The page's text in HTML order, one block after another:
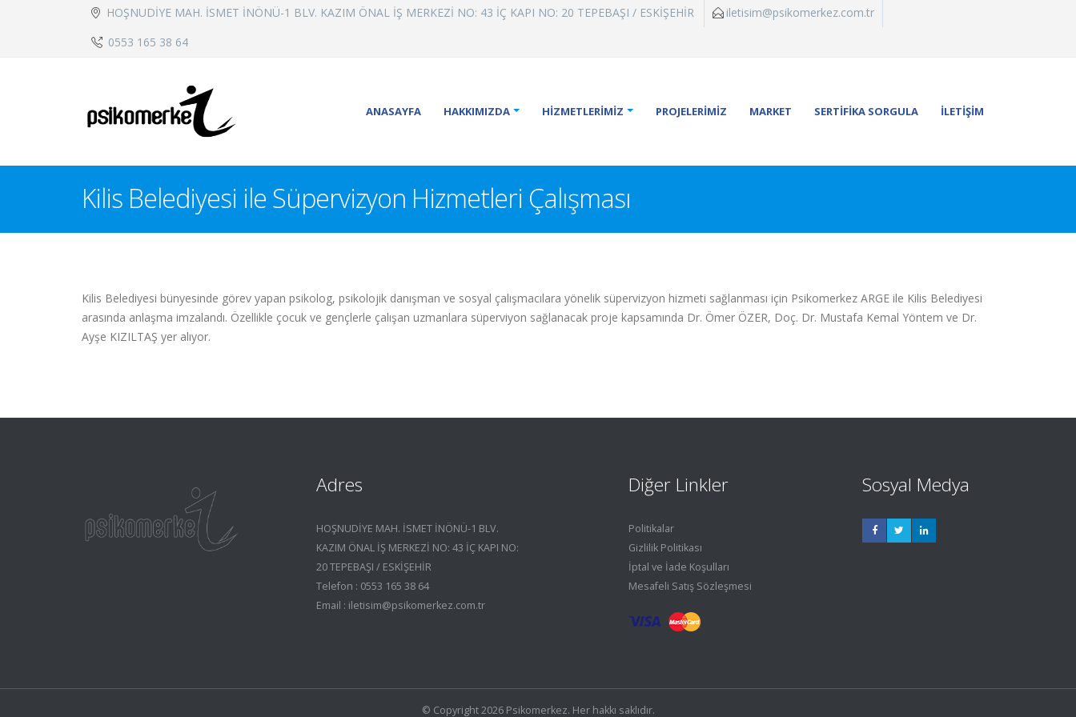
HOŞNUDİYE MAH. İSMET İNÖNÜ-1 BLV. KAZIM ÖNAL İŞ MERKEZİ NO: 43 İÇ KAPI NO: 20 TEPEBAŞI / ESKİŞEHİR
iletisim@psikomerkez.com.tr
0553 165 38 64
ANASAYFA HAKKIMIZDA HİZMETLERİMİZ PROJELERİMİZ MARKET SERTİFİKA SORGULA İLETİŞİM
Kilis Belediyesi ile Süpervizyon Hizmetleri Çalışması
Kilis Belediyesi bünyesinde görev yapan psikolog, psikolojik danışman ve sosyal çalışmacılara yönelik süpervizyon hizmeti sağlanması için Psikomerkez ARGE ile Kilis Belediyesi
arasında anlaşma imzalandı. Özellikle çocuk ve gençlerle çalışan uzmanlara süperviyon sağlanacak proje kapsamında Dr. Ömer ÖZER, Doç. Dr. Mustafa Kemal Yöntem ve Dr.
Ayşe KIZILTAŞ yer alıyor.
Adres
HOŞNUDİYE MAH. İSMET İNÖNÜ-1 BLV.
KAZIM ÖNAL İŞ MERKEZİ NO: 43 İÇ KAPI NO:
20 TEPEBAŞI / ESKİŞEHİR
Telefon : 0553 165 38 64
Email : iletisim@psikomerkez.com.tr
Diğer Linkler
Politikalar
Gizlilik Politikası
İptal ve İade Koşulları
Mesafeli Satış Sözleşmesi
Sosyal Medya
© Copyright 2026 Psikomerkez. Her hakkı saklıdır.